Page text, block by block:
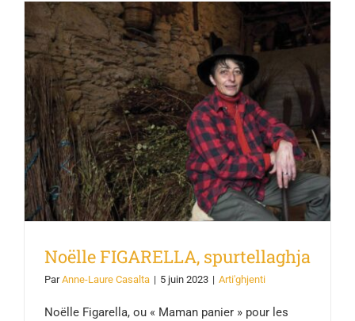
Noëlle FIGARELLA, spurtellaghja
Noëlle FIGARELLA, spurtellaghja
ParAnne-Laure Casalta | 5 juin 2023 | Arti'ghjenti
Noëlle Figarella, ou « Maman panier » pour les